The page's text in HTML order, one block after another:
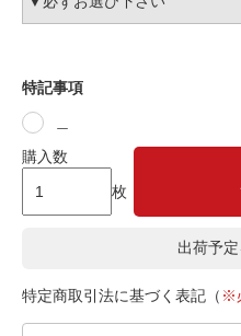
特記事項
購入数
枚
出荷予
特定商取引法に基づく表記（ ※